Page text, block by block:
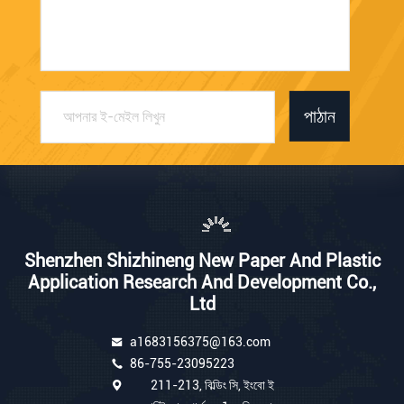
পাঠান
Shenzhen Shizhineng New Paper And Plastic
Application Research And Development Co.,
Ltd
a1683156375@163.com
86-755-23095223
211-213, বিল্ডিং সি, ইংবো ই